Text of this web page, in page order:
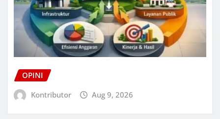
OPINI
Kontributor
Aug 9, 2026